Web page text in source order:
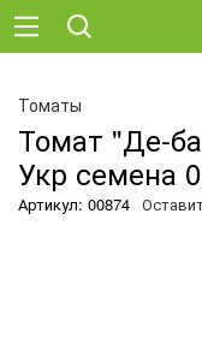
Томаты
Томат "Де-
Укр семена
Артикул: 00874